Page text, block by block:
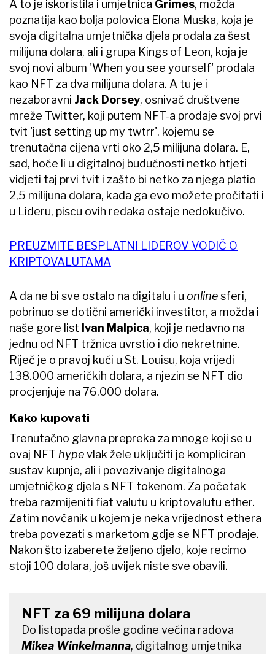
A to je iskoristila i umjetnica Grimes, možda
poznatija kao bolja polovica Elona Muska, koja je
svoja digitalna umjetnička djela prodala za šest
milijuna dolara, ali i grupa Kings of Leon, koja je
svoj novi album 'When you see yourself' prodala
kao NFT za dva milijuna dolara. A tu je i
nezaboravni Jack Dorsey, osnivač društvene
mreže Twitter, koji putem NFT-a prodaje svoj prvi
tvit 'just setting up my twtrr', kojemu se
trenutačna cijena vrti oko 2,5 milijuna dolara. E,
sad, hoće li u digitalnoj budućnosti netko htjeti
vidjeti taj prvi tvit i zašto bi netko za njega platio
2,5 milijuna dolara, kada ga evo možete pročitati i
u Lideru, piscu ovih redaka ostaje nedokučivo.
PREUZMITE BESPLATNI LIDEROV VODIČ O
KRIPTOVALUTAMA
A da ne bi sve ostalo na digitalu i u onlinesferi,
pobrinuo se dotični američki investitor, a možda i
naše gore list Ivan Malpica, koji je nedavno na
jednu od NFT tržnica uvrstio i dio nekretnine.
Riječ je o pravoj kući u St. Louisu, koja vrijedi
138.000 američkih dolara, a njezin se NFT dio
procjenjuje na 76.000 dolara.
Kako kupovati
Trenutačno glavna prepreka za mnoge koji se u
ovaj NFT hypevlak žele uključiti je kompliciran
sustav kupnje, ali i povezivanje digitalnoga
umjetničkog djela s NFT tokenom. Za početak
treba razmijeniti fiat valutu u kriptovalutu ether.
Zatim novčanik u kojem je neka vrijednost ethera
treba povezati s marketom gdje se NFT prodaje.
Nakon što izaberete željeno djelo, koje recimo
stoji 100 dolara, još uvijek niste sve obavili.
NFT za 69 milijuna dolara
Do listopada prošle godine većina radova
Mikea Winkelmanna, digitalnog umjetnika